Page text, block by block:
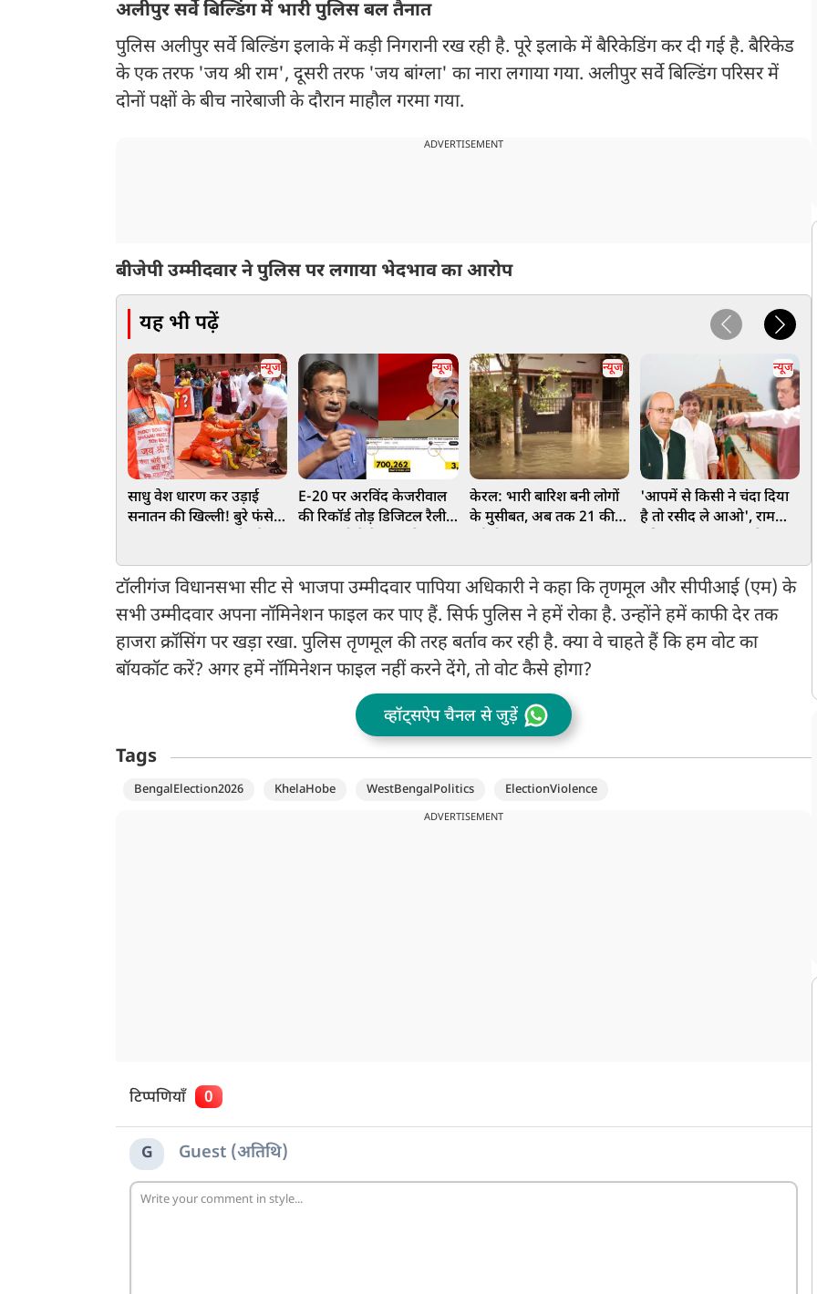
अलीपुर सर्वे बिल्डिंग में भारी पुलिस बल तैनात
पुलिस अलीपुर सर्वे बिल्डिंग इलाके में कड़ी निगरानी रख रही है. पूरे इलाके में बैरिकेडिंग कर दी गई है. बैरिकेड
के एक तरफ 'जय श्री राम', दूसरी तरफ 'जय बांग्ला' का नारा लगाया गया. अलीपुर सर्वे बिल्डिंग परिसर में
दोनों पक्षों के बीच नारेबाजी के दौरान माहौल गरमा गया.
ADVERTISEMENT
बीजेपी उम्मीदवार ने पुलिस पर लगाया भेदभाव का आरोप
यह भी पढ़ें
न्यूज
साधु वेश धारण कर उड़ाई
सनातन की खिल्ली! बुरे फंसे
FIR दर्ज
न्यूज
E-20 पर अरविंद केजरीवाल
की रिकॉर्ड तोड़ डिजिटल रैली,
आवास तक मार्च का ऐलान
न्यूज
केरल: भारी बारिश बनी लोगों
के मुसीबत, अब तक 21 की
न्यूज
'आपमें से किसी ने चंदा दिया
है तो रसीद ले आओ', राम
महाना की चुनौती
टॉलीगंज विधानसभा सीट से भाजपा उम्मीदवार पापिया अधिकारी ने कहा कि तृणमूल और सीपीआई (एम) के
सभी उम्मीदवार अपना नॉमिनेशन फाइल कर पाए हैं. सिर्फ पुलिस ने हमें रोका है. उन्होंने हमें काफी देर तक
हाजरा क्रॉसिंग पर खड़ा रखा. पुलिस तृणमूल की तरह बर्ताव कर रही है. क्या वे चाहते हैं कि हम वोट का
बॉयकॉट करें? अगर हमें नॉमिनेशन फाइल नहीं करने देंगे, तो वोट कैसे होगा?
व्हॉट्सऐप चैनल से जुड़ें
Tags
BengalElection2026 KhelaHobe WestBengalPolitics ElectionViolence
ADVERTISEMENT
टिप्पणियाँ 0
G Guest (अतिथि)